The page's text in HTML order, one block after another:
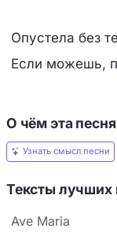
Опустела без
Если можешь,
О чём эта песня
Узнать смысл песни
Тексты лучших
Ave Maria